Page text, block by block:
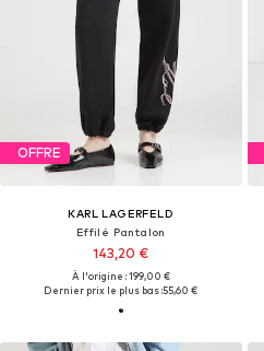
OFFRE
KARL LAGERFELD
Effilé Pantalon
143,20 €
À l'origine : 199,00 €
Dernier prix le plus bas :55,60 €